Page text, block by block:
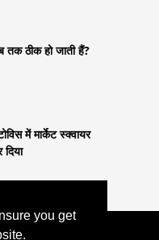
you get
तक ठीक हो जाती हैं?
में मार्केट स्क्वायर